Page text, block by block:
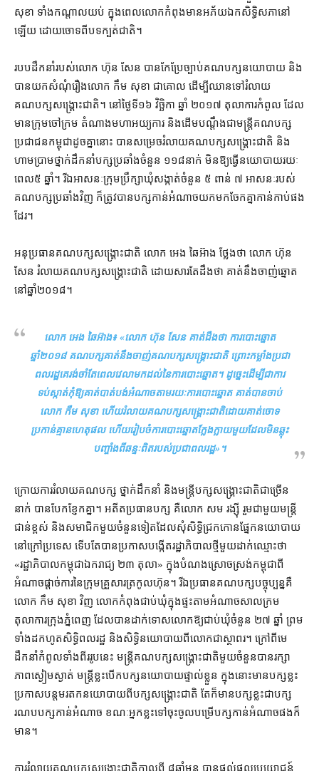
សុខា ទាំង​កណ្ដាល​យប់ ក្នុង​ពេល​លោក​កំពុង​មាន​អភ័យ​ឯកសិទ្ធិ​សភា​នៅ​
ឡើយ ដោយ​ចោទ​ពី​បទ​ក្បត់​ជាតិ។
របប​ដឹកនាំ​របស់​លោក ហ៊ុន សែន បាន​កែប្រែ​ច្បាប់​គណបក្ស​នយោបាយ និង​
បាន​យក​សំណុំរឿង​លោក កឹម សុខា ជា​គោល ដើម្បី​​ឈាន​ទៅ​​រំលាយ​
គណបក្ស​សង្គ្រោះ​ជាតិ។ នៅ​ថ្ងៃ​ទី​១៦ វិច្ឆិកា ឆ្នាំ ២០១៧ តុលាការ​កំពូល ដែល​
មាន​ក្រុម​ចៅក្រម តំណាង​មហា​អយ្យការ និង​ដើម​បណ្ដឹង​ជា​មន្ត្រី​គណបក្ស​
ប្រជាជន​កម្ពុជា​ដូច​គ្នា​នោះ បាន​សម្រេច​រំលាយ​គណបក្ស​សង្គ្រោះ​ជាតិ និង​
ហាមប្រាម​ថ្នាក់​ដឹកនាំ​បក្ស​ប្រឆាំង​ចំនួន ១១៨​នាក់ មិន​ឱ្យ​ធ្វើ​នយោបាយ​រយៈ
ពេល​៥ ឆ្នាំ។ រីឯ​អាសនៈ​ក្រុម​ប្រឹក្សា​ឃុំ​សង្កាត់​ចំនួន ៥ ពាន់ ៧ អាសនៈ​របស់​
គណបក្ស​ប្រឆាំង​វិញ ក៏​ត្រូវ​បាន​បក្ស​កាន់អំណាច​យក​មក​ចែក​គ្នា​កាន់​កាប់​ផង​
ដែរ។
អនុប្រធាន​គណបក្ស​សង្គ្រោះ​ជាតិ លោក អេង ឆៃអ៊ាង ថ្លែង​ថា លោក ហ៊ុន
សែន រំលាយ​គណបក្ស​សង្គ្រោះ​ជាតិ ដោយសារតែ​ដឹង​ថា គាត់​នឹង​ចាញ់​ឆ្នោត​
នៅ​ឆ្នាំ​២០១៨។
លោក អេង ឆៃអ៊ាង៖ «លោក ហ៊ុន សែន គាត់​ដឹង​ថា ការ​បោះឆ្នោត​
ឆ្នាំ២០១៨ គណបក្ស​គាត់​នឹង​ចាញ់​គណបក្ស​សង្គ្រោះ​ជាតិ ព្រោះ​កម្លាំង​ប្រជា
ពលរដ្ឋ​គេ​រង់​ចាំ​តែ​ពេល​វេលា​មក​ដល់​នៃ​ការ​បោះឆ្នោត​។ ដូច្នេះ​ដើម្បី​ជា​ការ​
ទប់​ស្កាត់​កុំ​ឱ្យ​គាត់​បាត់​​បង់​អំណាច​តាម​រយៈ​ការ​បោះឆ្នោត​ គាត់​បាន​ចាប់​
លោក កឹម សុខា ហើយ​រំលាយ​​គណបក្ស​សង្គ្រោះជាតិ​ដោយ​គាត់​ចោទ​
ប្រកាន់​គ្មាន​ហេតុ​ផល​ ហើយ​រៀប​ចំ​​ការ​បោះឆ្នោត​ក្លែង​ក្លាយ​មួយ​ដែល​មិន​ឆ្លុះ​
បញ្ចាំង​ពី​ឆន្ទៈ​ពិត​របស់​ប្រជាពលរដ្ឋ» ។
ក្រោយ​ការ​រំលាយ​គណបក្ស ថ្នាក់ដឹកនាំ​ និង​មន្ត្រី​បក្ស​សង្គ្រោះ​ជាតិ​ជាច្រើន​
នាក់ បាន​បែក​ខ្ញែក​គ្នា។ អតីត​ប្រធាន​បក្ស គឺ​លោក សម រង្ស៊ី រួម​ជាមួយ​មន្ត្រី​
ជាន់ខ្ពស់ និង​សមាជិក​មួយ​ចំនួន​ទៀត​ដែល​សុំ​សិទ្ធិ​ជ្រក​កោន​ផ្នែក​នយោបាយ​
នៅ​ក្រៅ​ប្រទេស ទើប​តែ​បាន​ប្រកាស​បង្កើត​រដ្ឋាភិបាល​ថ្មី​មួយ​ដាក់​ឈ្មោះ​ថា
«រដ្ឋាភិបាល​កម្ពុជា​ឯករាជ្យ ២៣ តុលា» ក្នុង​បំណង​ស្រោចស្រង់​កម្ពុជា​ពី​
អំណាច​ផ្ដាច់ការ​នៃ​ក្រុម​គ្រួសារ​ត្រកូល​ហ៊ុន។ រីឯ​ប្រធាន​គណបក្ស​បច្ចុប្បន្ន​គឺ​
លោក កឹម សុខា វិញ លោក​កំពុង​ជាប់​ឃុំ​ក្នុង​ផ្ទះ​តាម​អំណាច​សាលក្រម​
តុលាការ​ក្រុង​ភ្នំពេញ ដែល​បាន​ដាក់​ទោស​លោក​ឱ្យ​ជាប់​ឃុំ​ចំនួន ២៧ ឆ្នាំ ព្រម​
ទាំង​ដកហូត​សិទ្ធិពលរដ្ឋ និង​សិទ្ធិ​នយោបាយ​ពី​លោក​ជា​ស្ថាពរ។ ក្រៅ​ពី​មេ
ដឹកនាំ​កំពូល​ទាំងពីរ​រូប​នេះ មន្ត្រី​​គណបក្ស​សង្គ្រោះ​ជាតិ​មួយ​ចំនួន​បាន​រក្សា​
ភាព​ស្ងៀមស្ងាត់ មន្ត្រី​ខ្លះ​បើក​បក្ស​នយោបាយ​ផ្ទាល់​ខ្លួន ក្នុង​នោះ​មាន​បក្ស​ខ្លះ​
ប្រកាស​បន្ត​មរតក​នយោបាយ​ពី​បក្ស​សង្គ្រោះ​ជាតិ តែ​ក៏​មាន​បក្ស​ខ្លះ​ជា​បក្ស​
រណប​បក្ស​កាន់​អំណាច ខណៈ​អ្នក​ខ្លះ​ទៅ​ចុះចូល​បម្រើ​បក្ស​កាន់អំណាច​ផង​ក៏​
មាន។
ការ​រំលាយ​គណបក្ស​សង្គ្រោះ​ជាតិ​កាល​ពី ៨​ឆ្នាំ​មុន បាន​ផ្ដល់​ផល​ប្រយោជន៍​